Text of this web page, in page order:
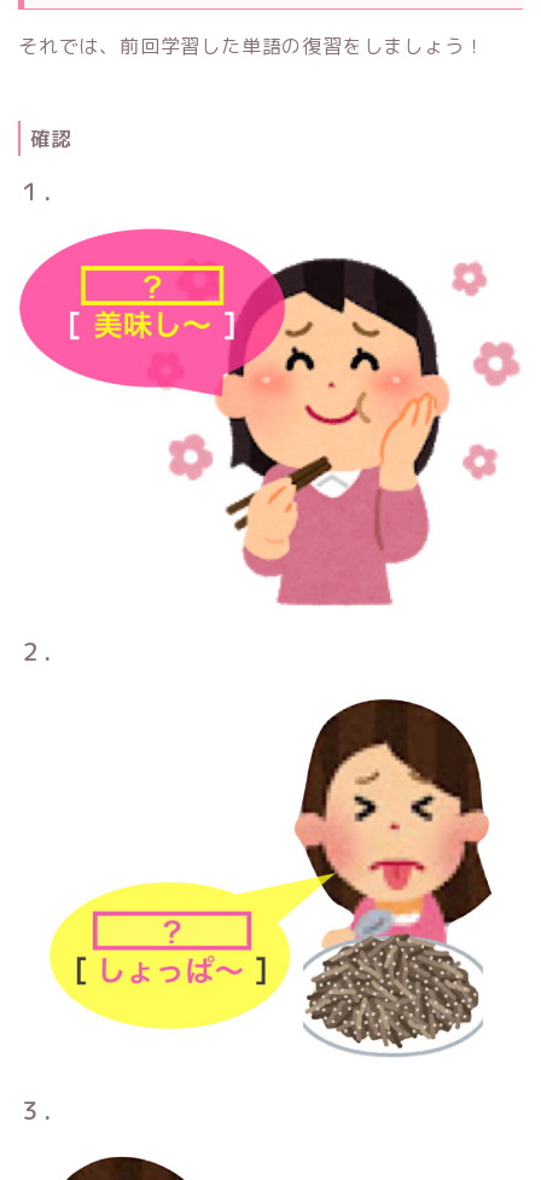
それでは、前回学習した単語の復習をしましょう！
確認
１．
２．
３．